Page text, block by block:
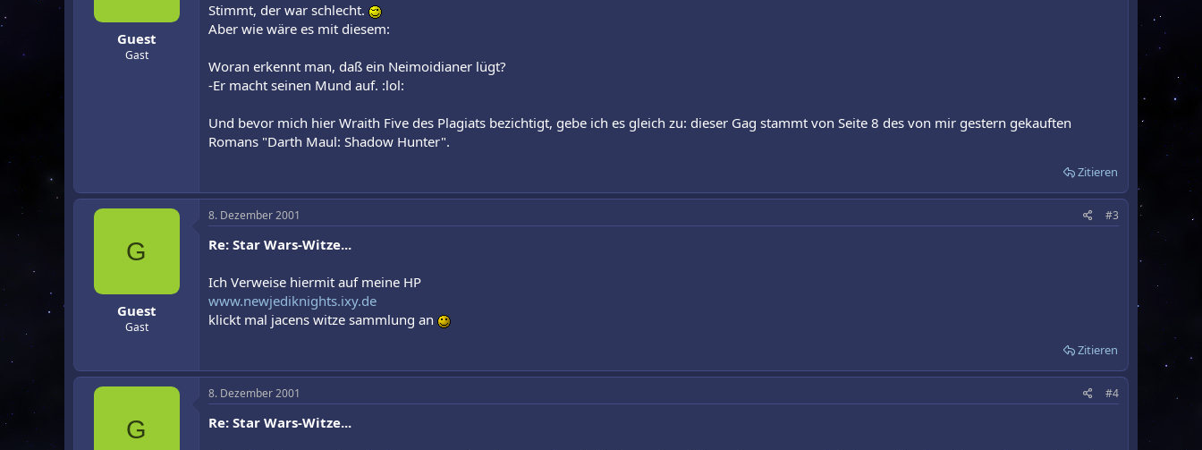
Guest
Gast
Stimmt, der war schlecht.
Aber wie wäre es mit diesem:
Woran erkennt man, daß ein Neimoidianer lügt?
-Er macht seinen Mund auf. :lol:
Und bevor mich hier Wraith Five des Plagiats bezichtigt, gebe ich es gleich zu: dieser Gag stammt von Seite 8 des von mir gestern gekauften
Romans "Darth Maul: Shadow Hunter".
Zitieren
G
Guest
Gast
8. Dezember 2001 #3
Re: Star Wars-Witze...
Ich Verweise hiermit auf meine HP
www.newjediknights.ixy.de
klickt mal jacens witze sammlung an
Zitieren
G
8. Dezember 2001 #4
Re: Star Wars-Witze...